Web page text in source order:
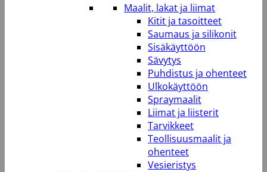
Maalit, lakat ja liimat
Kitit ja tasoitteet
Saumaus ja silikonit
Sisäkäyttöön
Sävytys
Puhdistus ja ohenteet
Ulkokäyttöön
Spraymaalit
Liimat ja liisterit
Tarvikkeet
Teollisuusmaalit ja
ohenteet
Vesieristys